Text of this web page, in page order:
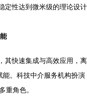
定性达到微米级的理论设计
其快速集成与高效应用，离
能。科技中介服务机构扮演
重角色。